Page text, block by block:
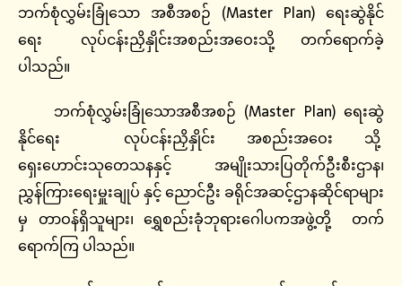
ဘက်စုံလွှမ်းခြုံသော အစီအစဉ် (Master Plan) ရေးဆွဲနိုင်
ရေး လုပ်ငန်းညှိနှိုင်းအစည်းအဝေးသို့ တက်ရောက်ခဲ့
ပါသည်။
ဘက်စုံလွှမ်းခြုံသောအစီအစဉ် (Master Plan) ရေးဆွဲ
နိုင်ရေး လုပ်ငန်းညှိနှိုင်း အစည်းအဝေး သို့
ရှေးဟောင်းသုတေသနနှင့် အမျိုးသားပြတိုက်ဦးစီးဌာန၊
ညွှန်ကြားရေးမှူးချုပ် နှင့် ညောင်ဦး ခရိုင်အဆင့်ဌာနဆိုင်ရာများ
မှ တာဝန်ရှိသူများ၊ ရွှေစည်းခုံဘုရားဂေါပကအဖွဲ့တို့ တက်
ရောက်ကြ ပါသည်။